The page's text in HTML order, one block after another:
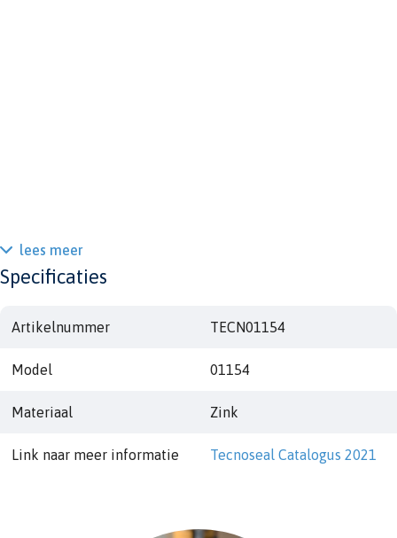
lees meer
Specificaties
Artikelnummer TECN01154
Model 01154
Materiaal Zink
Link naar meer informatie Tecnoseal Catalogus 2021